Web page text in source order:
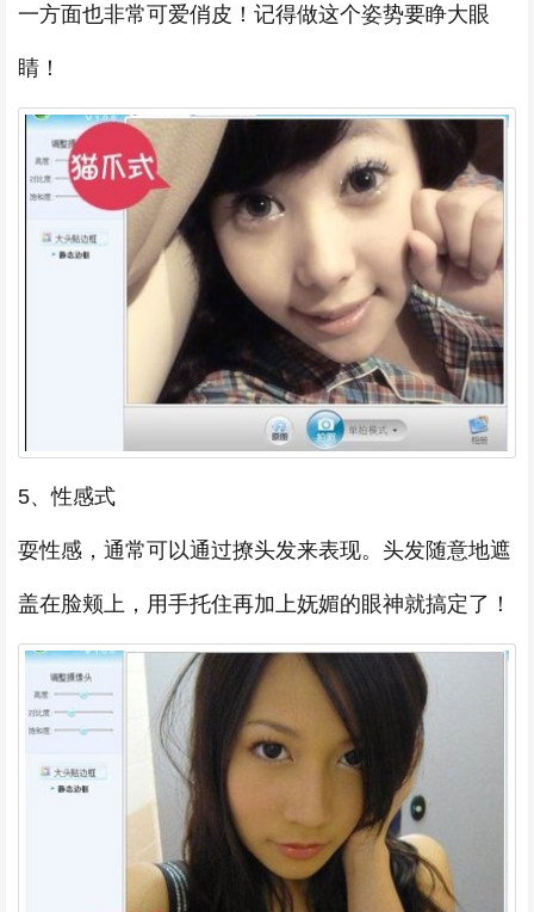
一方面也非常可爱俏皮！记得做这个姿势要睁大眼
睛！
5、性感式
耍性感，通常可以通过撩头发来表现。头发随意地遮
盖在脸颊上，用手托住再加上妩媚的眼神就搞定了！